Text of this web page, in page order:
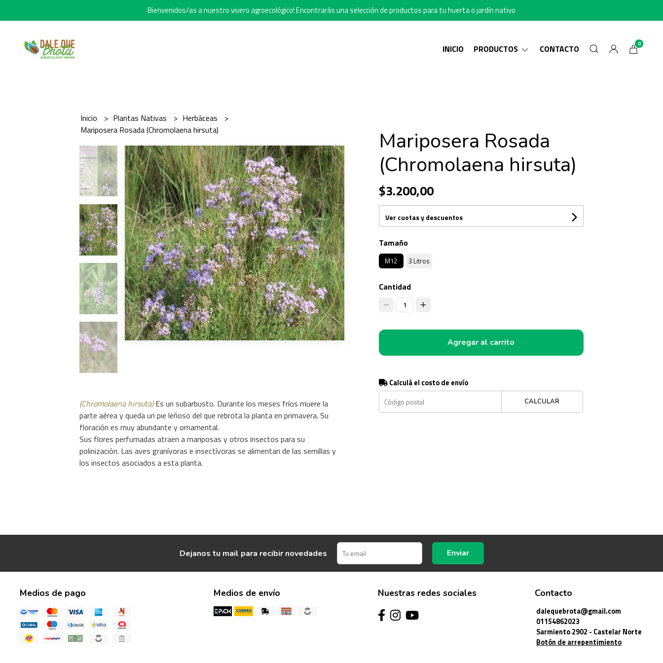
Bienvenidos/as a nuestro vivero agroecológico! Encontrarás una selección de productos para tu huerta o jardín nativo
INICIO PRODUCTOS CONTACTO 0
Inicio Plantas Nativas
Herbáceas
Mariposera Rosada (Chromolaena hirsuta)
(Chromolaena hirsuta)Es un subarbusto. Durante los meses fríos muere la
parte aérea y queda un pie leñoso del que rebrota la planta en primavera. Su
floración es muy abundante y ornamental.
Sus flores perfumadas atraen a mariposas y otros insectos para su
polinización. Las aves granívoras e insectívoras se alimentan de las semillas y
los insectos asociados a esta planta.
Mariposera Rosada
(Chromolaena hirsuta)
$3.200,00
Ver cuotas y descuentos
Tamaño
M12 3 Litros
Cantidad
1
Agregar al carrito
Calculá el costo de envío
CALCULAR
Dejanos tu mail para recibir novedades Enviar
Medios de pago Medios de envío Nuestras redes sociales Contacto
dalequebrota@gmail.com
01154862023
Sarmiento 2902 - Castelar Norte
Botón de arrepentimiento